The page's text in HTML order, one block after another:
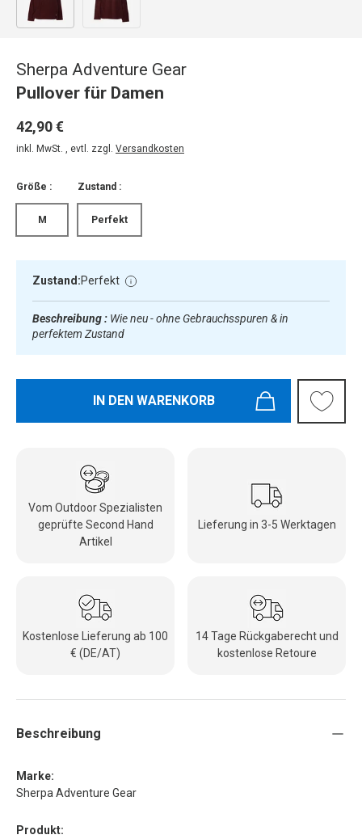
Bild 1 in Galerieansicht laden
Sherpa Adventure Gear
Pullover für Damen
42,90 €
inkl. MwSt. , evtl. zzgl. Versandkosten
Größe :
M
Zustand :
Perfekt
Zustand:Perfekt
Beschreibung : Wie neu - ohne Gebrauchsspuren & in
perfektem Zustand
IN DEN WARENKORB
Vom Outdoor Spezialisten
geprüfte Second Hand
Artikel
Lieferung in 3-5 Werktagen
Kostenlose Lieferung ab 100
€ (DE/AT)
14 Tage Rückgaberecht und
kostenlose Retoure
Beschreibung
Marke:
Sherpa Adventure Gear
Produkt: